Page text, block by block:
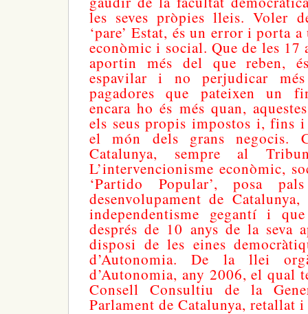
les seves pròpies lleis. Voler
‘pare’ Estat, és un error i porta
econòmic i social. Que de les 17
aportin més del que reben,
espavilar i no perjudicar
pagadores que pateixen un
encara ho és més quan,
els seus propis impostos i, fins
el món dels grans negocis.
Catalunya, sempre al
L’intervencionisme econòmic,
‘Partido Popular’, posa
desenvolupament de
independentisme gegantí i
després de 10 anys de la seva
disposi de les eines
d’Autonomia. De la llei
d’Autonomia, any 2006, el qual
Consell Consultiu de la
Parlament de Catalunya, retallat